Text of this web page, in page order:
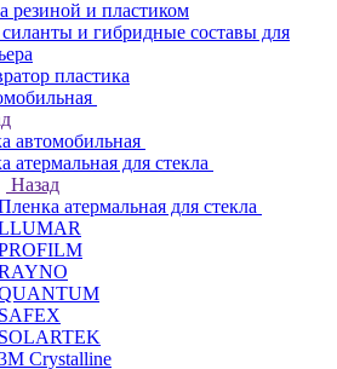
резиной и пластиком
и гибридные составы для
пластика
автомобильная
атермальная для стекла
Назад
атермальная для стекла
SAFEX
SOLARTEK
Crystalline